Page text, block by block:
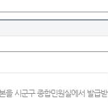
을 시군구 종합민원실에서 발급받